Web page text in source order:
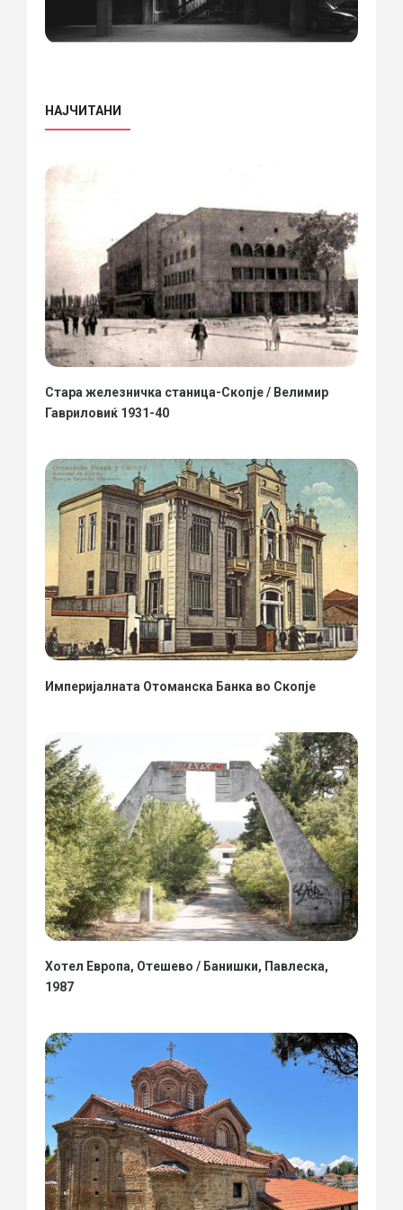
НАЈЧИТАНИ
Стара железничка станица-Скопје / Велимир
Гавриловиќ 1931-40
Империјалната Отоманска Банка во Скопје
Хотел Европа, Отешево / Банишки, Павлеска,
1987